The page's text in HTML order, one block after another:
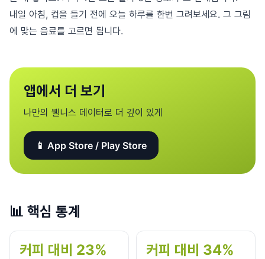
내일 아침, 컵을 들기 전에 오늘 하루를 한번 그려보세요. 그 그림
에 맞는 음료를 고르면 됩니다.
앱에서 더 보기
나만의 웰니스 데이터로 더 깊이 있게
📱 App Store / Play Store
📊 핵심 통계
커피 대비 23%
커피 대비 34%